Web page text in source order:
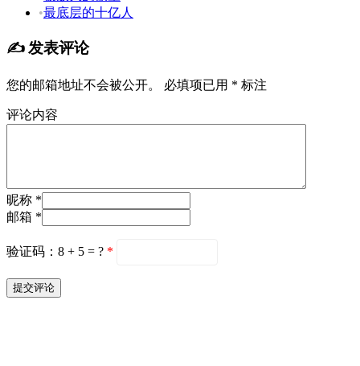
•最底层的十亿人
✍️ 发表评论
您的邮箱地址不会被公开。 必填项已用 * 标注
评论内容
昵称 *
邮箱 *
验证码：8 + 5 = ? *